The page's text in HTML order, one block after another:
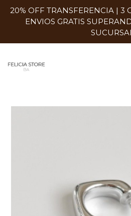
20% OFF TRANSFERENCIA | 3
ENVIOS GRATIS